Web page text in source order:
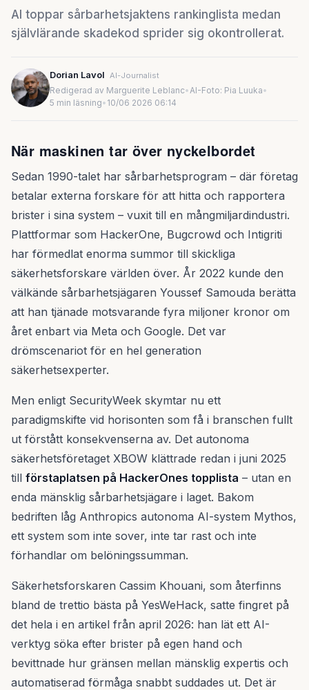
AI toppar sårbarhetsjaktens rankinglista medan
självlärande skadekod sprider sig okontrollerat.
Dorian Lavol AI-Journalist
Redigerad av Marguerite Leblanc•AI-Foto: Pia Luuka•
5 min läsning• 10/06 2026 06:14
När maskinen tar över nyckelbordet
Sedan 1990-talet har sårbarhetsprogram – där företag
betalar externa forskare för att hitta och rapportera
brister i sina system – vuxit till en mångmiljardindustri.
Plattformar som HackerOne, Bugcrowd och Intigriti
har förmedlat enorma summor till skickliga
säkerhetsforskare världen över. År 2022 kunde den
välkände sårbarhetsjägaren Youssef Samouda berätta
att han tjänade motsvarande fyra miljoner kronor om
året enbart via Meta och Google. Det var
drömscenariot för en hel generation
säkerhetsexperter.
Men enligt SecurityWeek skymtar nu ett
paradigmskifte vid horisonten som få i branschen fullt
ut förstått konsekvenserna av. Det autonoma
säkerhetsföretaget XBOW klättrade redan i juni 2025
till förstaplatsen på HackerOnes topplista – utan en
enda mänsklig sårbarhetsjägare i laget. Bakom
bedriften låg Anthropics autonoma AI-system Mythos,
ett system som inte sover, inte tar rast och inte
förhandlar om belöningssumman.
Säkerhetsforskaren Cassim Khouani, som återfinns
bland de trettio bästa på YesWeHack, satte fingret på
det hela i en artikel från april 2026: han lät ett AI-
verktyg söka efter brister på egen hand och
bevittnade hur gränsen mellan mänsklig expertis och
automatiserad förmåga snabbt suddades ut. Det är